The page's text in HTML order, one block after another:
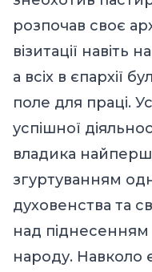
розпочав своє
візитації навіть
а всіх в єпархії
поле для праці.
успішної
владика
згуртуванням
духовенства та
над піднесенням
народу. Навколо